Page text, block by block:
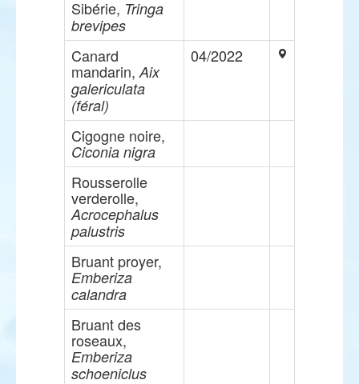
Sibérie, Tringa
brevipes
Canard
mandarin, Aix
galericulata
(féral)
04/2022
Cigogne noire,
Ciconia nigra
Rousserolle
verderolle,
Acrocephalus
palustris
Bruant proyer,
Emberiza
calandra
Bruant des
roseaux,
Emberiza
schoeniclus